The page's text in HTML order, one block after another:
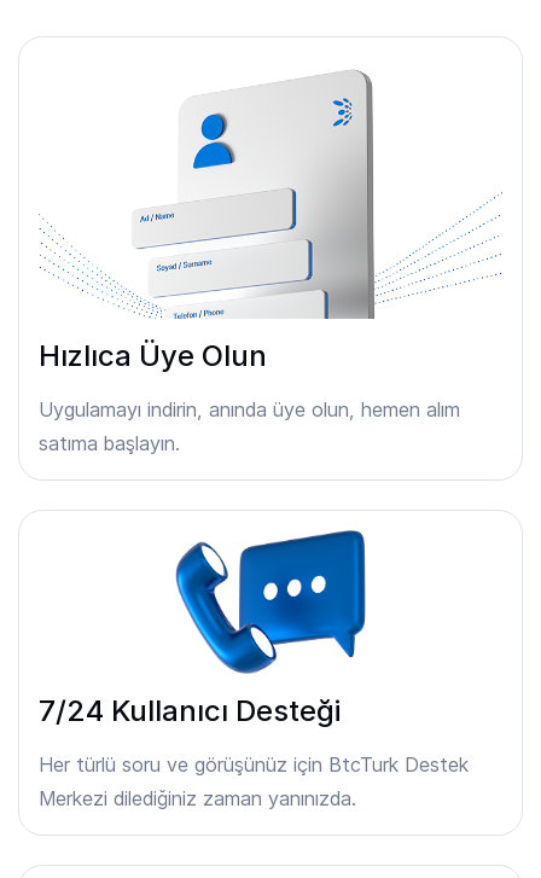
Hızlıca Üye Olun
Uygulamayı indirin, anında üye olun, hemen alım
satıma başlayın.
7/24 Kullanıcı Desteği
Her türlü soru ve görüşünüz için BtcTurk Destek
Merkezi dilediğiniz zaman yanınızda.